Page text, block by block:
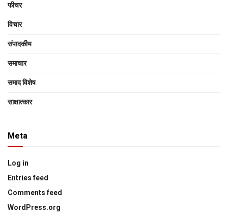
फीचर
विचार
संपादकीय
समाचार
समाद विशेष
साक्षात्‍कार
Meta
Log in
Entries feed
Comments feed
WordPress.org